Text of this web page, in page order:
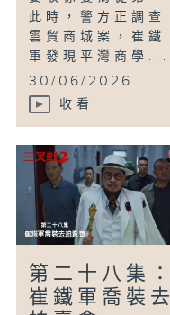
此時，警方正調查
雲貿商城案，崔鐵
軍發現平灣商學...
30/06/2026
收看
第二十八集：
崔鐵軍喬裝去